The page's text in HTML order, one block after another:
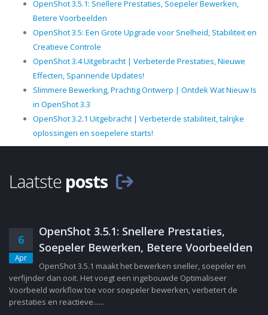
OpenShot 3.5.1: Snellere Prestaties, Soepeler Bewerken,
Betere Voorbeelden
OpenShot 3.5: Een Grote Upgrade voor Snelheid, Stabiliteit en
Creatieve Controle
OpenShot 3.4 Uitgebracht | Verbeterde Prestaties, Nieuwe
Effecten, Spannende Updates!
Slimmere Bewerking, Prachtig Ontwerp | Ontdek Wat Nieuw Is
in OpenShot 3.3
OpenShot 3.2.1 Uitgebracht | Verbeterde stabiliteit, talrijke
oplossingen en soepelere starts!
Laatste posts
6
Apr
OpenShot 3.5.1: Snellere Prestaties,
Soepeler Bewerken, Betere Voorbeelden
OpenShot 3.5.1 maakt het bewerken sneller, soepeler en
verfijnder dan ooit. Het voegt een ingebouwde Optimaliseer
Voorbeeld workflow toe voor soepeler bewerken, verbetert de
prestaties en reactieve......